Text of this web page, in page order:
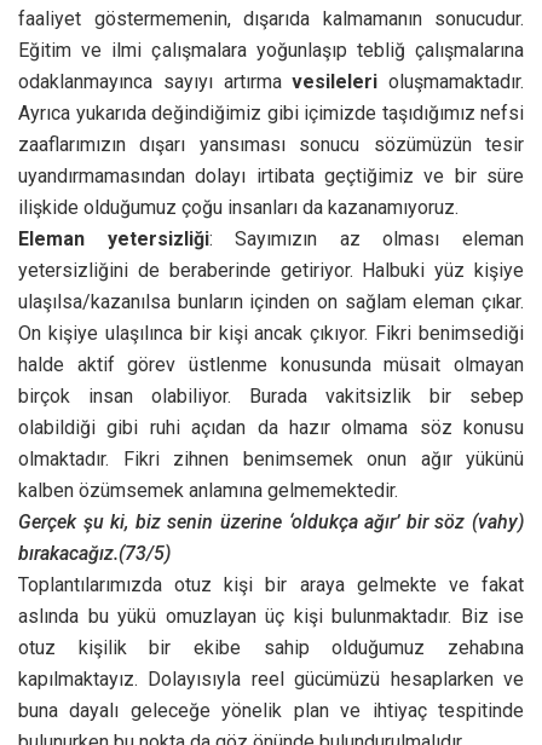
faaliyet göstermemenin, dışarıda kalmamanın sonucudur.
Eğitim ve ilmi çalışmalara yoğunlaşıp tebliğ çalışmalarına
odaklanmayınca sayıyı artırmavesileleri oluşmamaktadır.
Ayrıca yukarıda değindiğimiz gibi içimizde taşıdığımız nefsi
zaaflarımızın dışarı yansıması sonucu sözümüzün tesir
uyandırmamasından dolayı irtibata geçtiğimiz ve bir süre
ilişkide olduğumuz çoğu insanları da kazanamıyoruz.
Eleman yetersizliği: Sayımızın az olması eleman
yetersizliğini de beraberinde getiriyor. Halbuki yüz kişiye
ulaşılsa/kazanılsa bunların içinden on sağlam eleman çıkar.
On kişiye ulaşılınca bir kişi ancak çıkıyor. Fikri benimsediği
halde aktif görev üstlenme konusunda müsait olmayan
birçok insan olabiliyor. Burada vakitsizlik bir sebep
olabildiği gibi ruhi açıdan da hazır olmama söz konusu
olmaktadır. Fikri zihnen benimsemek onun ağır yükünü
kalben özümsemek anlamına gelmemektedir.
Gerçek şu ki, biz senin üzerine ‘oldukça ağır’ bir söz (vahy)
bırakacağız.(73/5)
Toplantılarımızda otuz kişi bir araya gelmekte ve fakat
aslında bu yükü omuzlayan üç kişi bulunmaktadır. Biz ise
otuz kişilik bir ekibe sahip olduğumuz zehabına
kapılmaktayız. Dolayısıyla reel gücümüzü hesaplarken ve
buna dayalı geleceğe yönelik plan ve ihtiyaç tespitinde